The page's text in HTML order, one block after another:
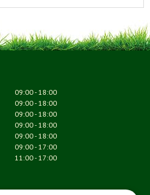
09:00 - 18:00
09:00 - 18:00
09:00 - 18:00
09:00 - 18:00
09:00 - 18:00
09:00 - 17:00
11:00 - 17:00